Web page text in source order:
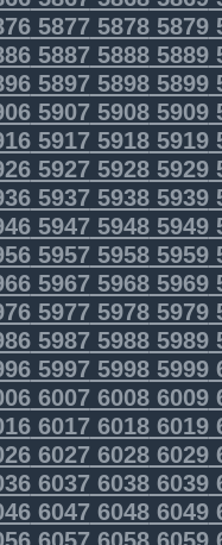
587758785879
588758885889
589758985899
590759085909
591759185919
592759285929
593759385939
594759485949
595759585959
596759685969
597759785979
598759885989
599759985999
600760086009
601760186019
602760286029
603760386039
604760486049